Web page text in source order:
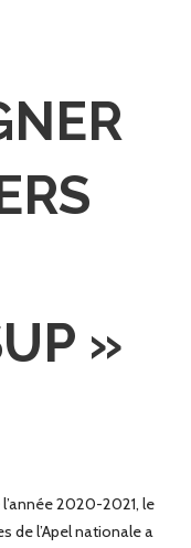
»
2020-2021, le
de l’Apel nationale a